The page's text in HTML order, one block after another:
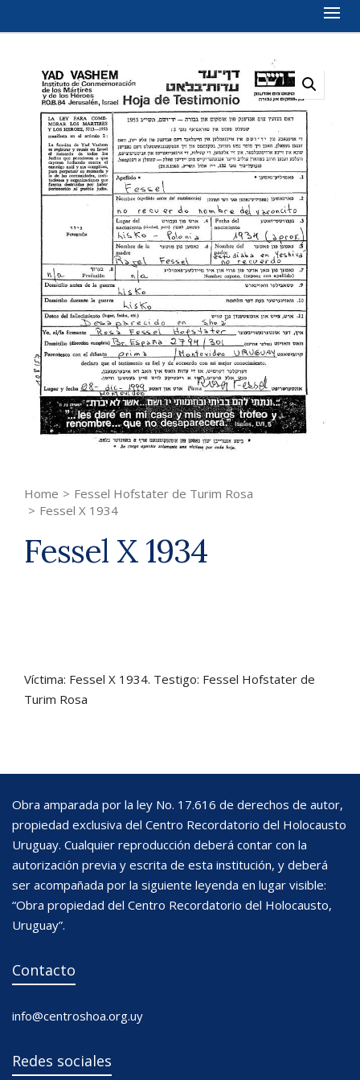
Home > Fessel Hofstater de Turim Rosa
> Fessel X 1934
Fessel X 1934
Víctima: Fessel X 1934. Testigo: Fessel Hofstater de
Turim Rosa
Obra amparada por la ley No. 17.616 de derechos de autor,
propiedad exclusiva del Centro Recordatorio del Holocausto
Uruguay. Cualquier reproducción deberá contar con la
autorización previa y escrita de esta institución, y deberá
ser acompañada por la siguiente leyenda en lugar visible:
“Obra propiedad del Centro Recordatorio del Holocausto,
Uruguay”.
Contacto
info@centroshoa.org.uy
Redes sociales